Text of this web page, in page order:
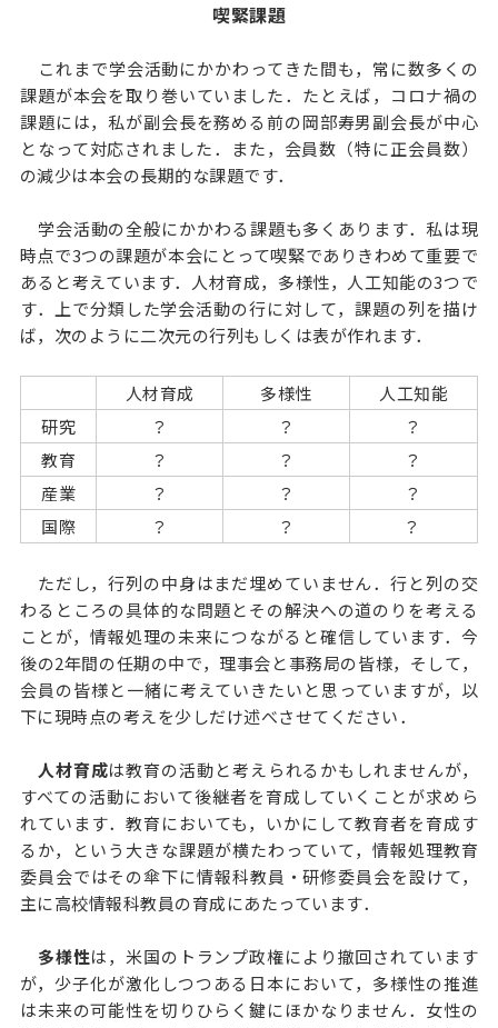
喫緊課題
これまで学会活動にかかわってきた間も，常に数多くの
課題が本会を取り巻いていました．たとえば，コロナ禍の
課題には，私が副会長を務める前の岡部寿男副会長が中心
となって対応されました．また，会員数（特に正会員数）
の減少は本会の長期的な課題です．
学会活動の全般にかかわる課題も多くあります．私は現
時点で3つの課題が本会にとって喫緊でありきわめて重要で
あると考えています．人材育成，多様性，人工知能の3つで
す．上で分類した学会活動の行に対して，課題の列を描け
ば，次のように二次元の行列もしくは表が作れます．
人材育成 多様性
人工知能
研究
？ ？
？
教育
？ ？
？
産業
？ ？
？
国際
？ ？ ？
ただし，行列の中身はまだ埋めていません．行と列の交
わるところの具体的な問題とその解決への道のりを考える
ことが，情報処理の未来につながると確信しています．今
後の2年間の任期の中で，理事会と事務局の皆様，そして，
会員の皆様と一緒に考えていきたいと思っていますが，以
下に現時点の考えを少しだけ述べさせてください．
人材育成は教育の活動と考えられるかもしれませんが，
すべての活動において後継者を育成していくことが求めら
れています．教育においても，いかにして教育者を育成す
るか，という大きな課題が横たわっていて，情報処理教育
委員会ではその傘下に情報科教員・研修委員会を設けて，
主に高校情報科教員の育成にあたっています．
多様性は，米国のトランプ政権により撤回されています
が，少子化が激化しつつある日本において，多様性の推進
は未来の可能性を切りひらく鍵にほかなりません．女性の